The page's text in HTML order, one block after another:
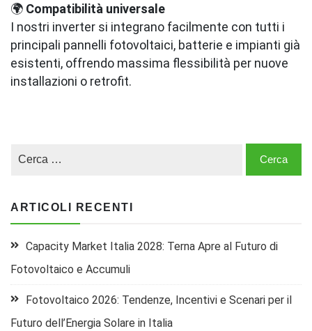
🌍 Compatibilità universale
I nostri inverter si integrano facilmente con tutti i
principali pannelli fotovoltaici, batterie e impianti già
esistenti, offrendo massima flessibilità per nuove
installazioni o retrofit.
ARTICOLI RECENTI
Capacity Market Italia 2028: Terna Apre al Futuro di
Fotovoltaico e Accumuli
Fotovoltaico 2026: Tendenze, Incentivi e Scenari per il
Futuro dell’Energia Solare in Italia